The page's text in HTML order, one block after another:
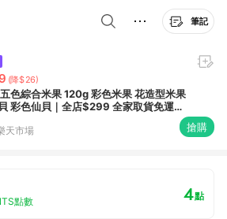
筆記
(降$26)
色綜合米果 120g 彩色米果 花造型米果
彩色仙貝｜全店$299 全家取貨免運｜
天市場 搶購
點數 4點